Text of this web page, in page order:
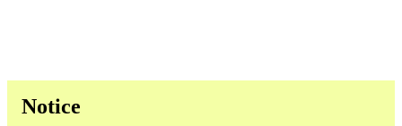
Notice